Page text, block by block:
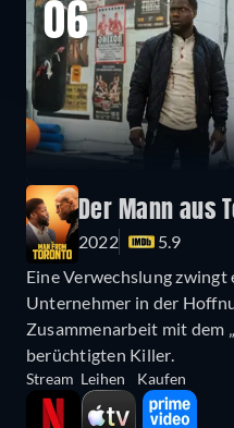
06
Der Mann aus
2022
5.9
Eine Verwechslung zwingt
Unternehmer in der
Zusammenarbeit mit dem
berüchtigten Killer.
Stream Leihen Kaufen